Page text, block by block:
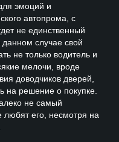
эмоций и
автопрома, с
не единственный
случае свой
не только водитель и
мелочи, вроде
доводчиков дверей,
на решение о покупке.
не самый
любят его, несмотря на